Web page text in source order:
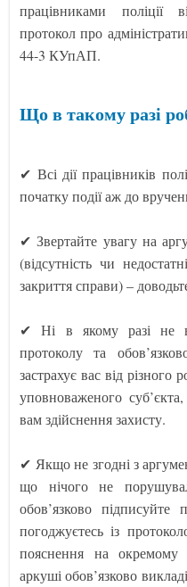
працівниками поліції
протокол про
44-3 КУпАП.
Що в такому разі
✔ Всі дії працівників
початку події аж до
✔ Звертайте увагу на
(відсутність чи
закриття справи) –
✔ Ні в якому разі не
протоколу та
застрахує вас від
уповноваженого
вам здійснення захисту.
✔ Якщо не згодні з
що нічого не
обов’язково
погоджуєтесь із
пояснення на
аркуші обов’язково